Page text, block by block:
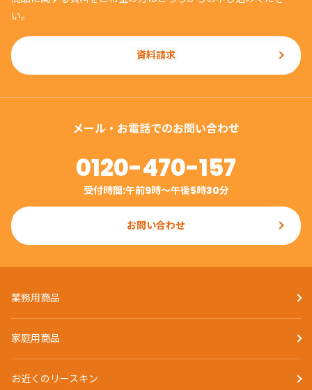
い。
資料請求
メール・お電話でのお問い合わせ
0120-470-157
受付時間:午前9時〜午後5時30分
お問い合わせ
業務用商品
家庭用商品
お近くのリースキン